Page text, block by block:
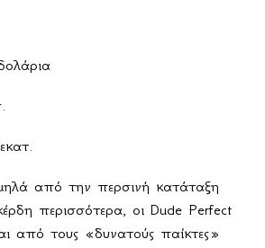
από την περσινή κατάταξη
περισσότερα, οι Dude Perfect
από τους «δυνατούς παίκτες»